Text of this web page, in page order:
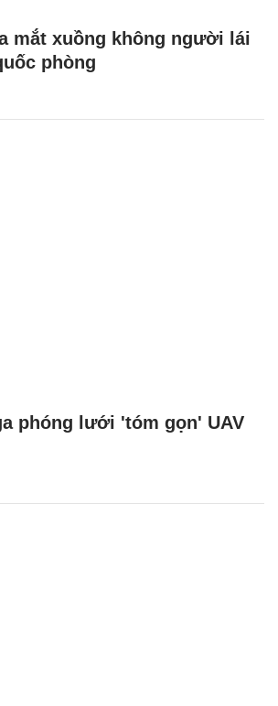
mắt xuồng không người lái
phòng
phóng lưới 'tóm gọn' UAV